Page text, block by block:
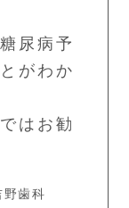
尿病予
がわか
はお勧
歯科